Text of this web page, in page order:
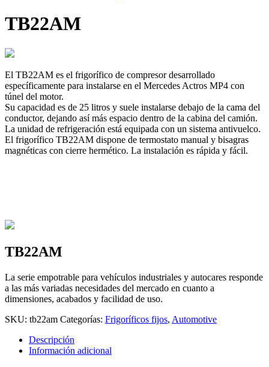
TB22AM
El TB22AM es el frigorífico de compresor desarrollado
específicamente para instalarse en el Mercedes Actros MP4 con
túnel del motor.
Su capacidad es de 25 litros y suele instalarse debajo de la cama del
conductor, dejando así más espacio dentro de la cabina del camión.
La unidad de refrigeración está equipada con un sistema antivuelco.
El frigorífico TB22AM dispone de termostato manual y bisagras
magnéticas con cierre hermético. La instalación es rápida y fácil.
TB22AM
La serie empotrable para vehículos industriales y autocares responde
a las más variadas necesidades del mercado en cuanto a
dimensiones, acabados y facilidad de uso.
SKU: tb22am Categorías: Frigoríficos fijos, Automotive
Descripción
Información adicional